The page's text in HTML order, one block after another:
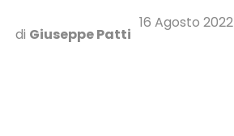
di Giuseppe Patti
16 Agosto 2022